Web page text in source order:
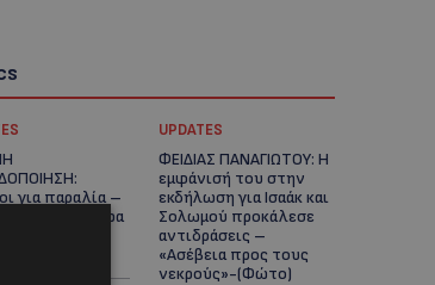
για παραλία –
40°C και σήμερα
UPDATES
ΦΕΙΔΙΑΣ ΠΑΝΑΓΙΩΤΟΥ: Η
εμφάνισή του στην
εκδήλωση για Ισαάκ και
Σολωμού προκάλεσε
αντιδράσεις –
«Ασέβεια προς τους
νεκρούς»-(Φώτο)